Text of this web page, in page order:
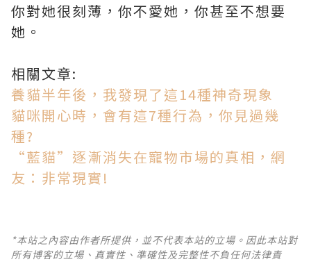
你對她很刻薄，你不愛她，你甚至不想要
她。
相關文章:
養貓半年後，我發現了這14種神奇現象
貓咪開心時，會有這7種行為，你見過幾
種?
“藍貓”逐漸消失在寵物市場的真相，網
友：非常現實!
*本站之內容由作者所提供，並不代表本站的立場。因此本站對
所有博客的立場、真實性、準確性及完整性不負任何法律責